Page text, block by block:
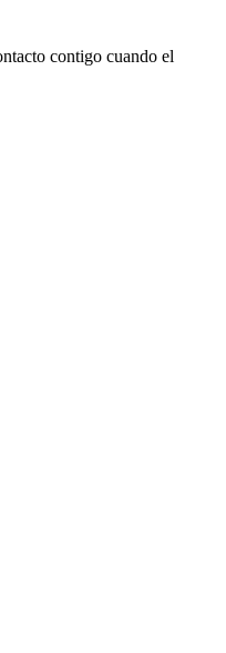
contigo cuando el